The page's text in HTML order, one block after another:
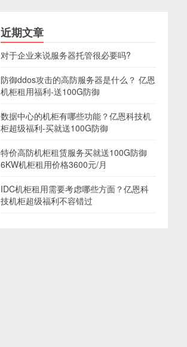
近期文章
对于企业来说服务器托管很必要吗?
防御ddos攻击的高防服务器是什么？ 亿恩
机柜租用福利-送100G防御
数据中心的机柜有哪些功能？亿恩科技机
柜超级福利-买就送100G防御
特价高防机柜租赁服务买就送100G防御
6KW机柜租用价格3600元/月
IDC机柜租用需要考虑哪些方面？亿恩科
技机柜超级福利不容错过